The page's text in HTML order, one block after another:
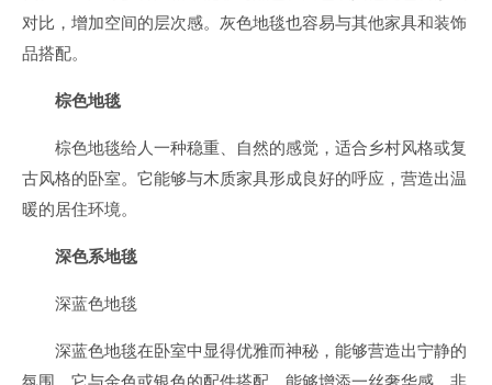
对比，增加空间的层次感。灰色地毯也容易与其他家具和装饰
品搭配。
棕色地毯
棕色地毯给人一种稳重、自然的感觉，适合乡村风格或复
古风格的卧室。它能够与木质家具形成良好的呼应，营造出温
暖的居住环境。
深色系地毯
深蓝色地毯
深蓝色地毯在卧室中显得优雅而神秘，能够营造出宁静的